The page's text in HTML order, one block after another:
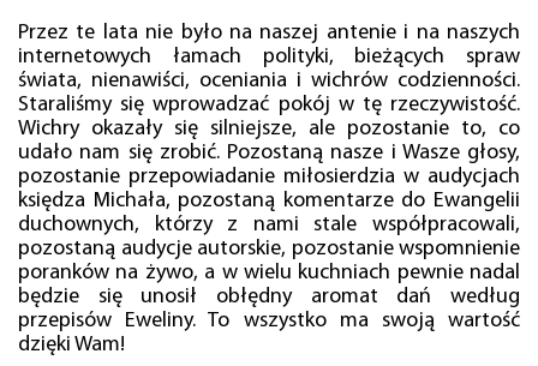
Przez te lata nie było na naszej antenie i na naszych
internetowych łamach polityki, bieżących spraw
świata, nienawiści, oceniania i wichrów codzienności.
Staraliśmy się wprowadzać pokój w tę rzeczywistość.
Wichry okazały się silniejsze, ale pozostanie to, co
udało nam się zrobić. Pozostaną nasze i Wasze głosy,
pozostanie przepowiadanie miłosierdzia w audycjach
księdza Michała, pozostaną komentarze do Ewangelii
duchownych, którzy z nami stale współpracowali,
pozostaną audycje autorskie, pozostanie wspomnienie
poranków na żywo, a w wielu kuchniach pewnie nadal
będzie się unosił obłędny aromat dań według
przepisów Eweliny. To wszystko ma swoją wartość
dzięki Wam!